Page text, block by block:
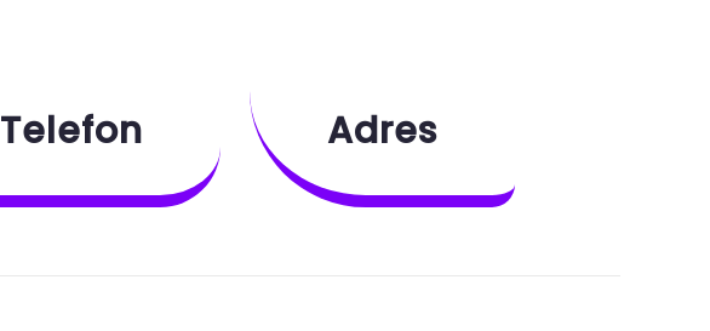
Telefon Adres